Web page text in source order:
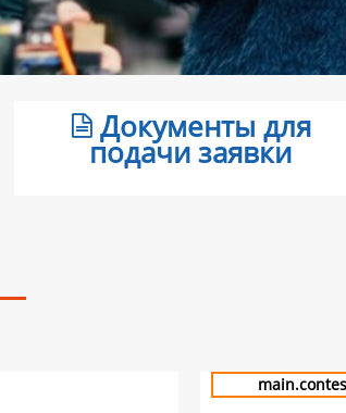
Документы для
подачи заявки